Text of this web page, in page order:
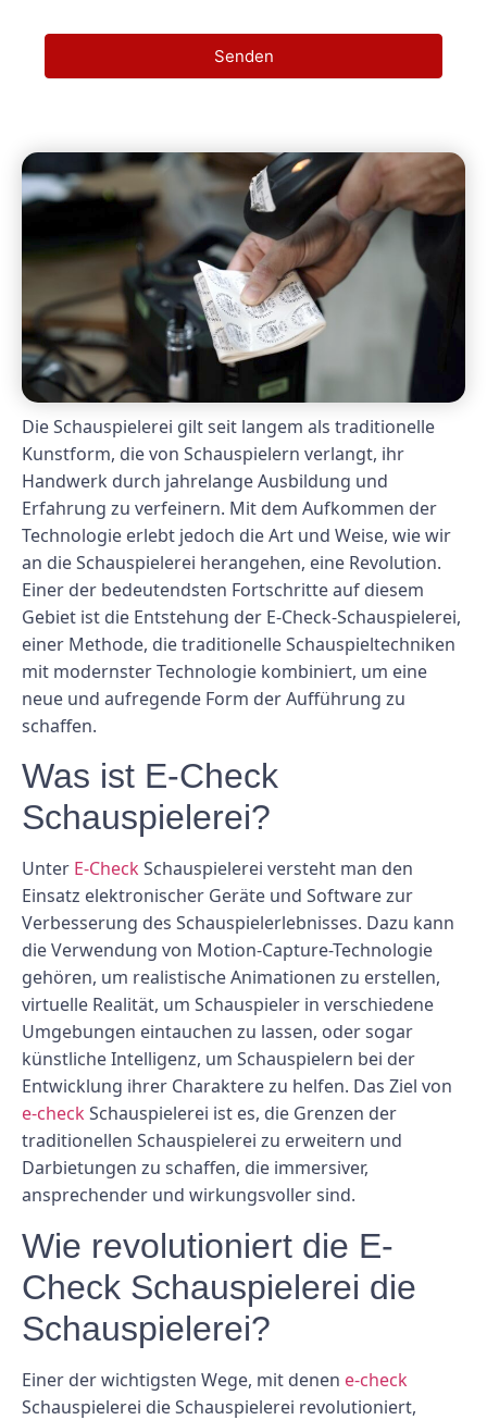
Senden
Die Schauspielerei gilt seit langem als traditionelle
Kunstform, die von Schauspielern verlangt, ihr
Handwerk durch jahrelange Ausbildung und
Erfahrung zu verfeinern. Mit dem Aufkommen der
Technologie erlebt jedoch die Art und Weise, wie wir
an die Schauspielerei herangehen, eine Revolution.
Einer der bedeutendsten Fortschritte auf diesem
Gebiet ist die Entstehung der E-Check-Schauspielerei,
einer Methode, die traditionelle Schauspieltechniken
mit modernster Technologie kombiniert, um eine
neue und aufregende Form der Aufführung zu
schaffen.
Was ist E-Check
Schauspielerei?
Unter E-CheckSchauspielerei versteht man den
Einsatz elektronischer Geräte und Software zur
Verbesserung des Schauspielerlebnisses. Dazu kann
die Verwendung von Motion-Capture-Technologie
gehören, um realistische Animationen zu erstellen,
virtuelle Realität, um Schauspieler in verschiedene
Umgebungen eintauchen zu lassen, oder sogar
künstliche Intelligenz, um Schauspielern bei der
Entwicklung ihrer Charaktere zu helfen. Das Ziel von
e-checkSchauspielerei ist es, die Grenzen der
traditionellen Schauspielerei zu erweitern und
Darbietungen zu schaffen, die immersiver,
ansprechender und wirkungsvoller sind.
Wie revolutioniert die E-
Check Schauspielerei die
Schauspielerei?
Einer der wichtigsten Wege, mit denen e-check
Schauspielerei die Schauspielerei revolutioniert,